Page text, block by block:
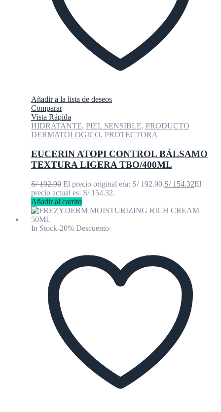
Añadir a la lista de deseos
Comparar
Vista Rápida
HIDRATANTE, PIEL SENSIBLE, PRODUCTO
DERMATOLOGICO, PROTECTORA
EUCERIN ATOPI CONTROL BÁLSAMO
TEXTURA LIGERA TBO/400ML
S/192.90 El precio original era: S/ 192.90.S/154.32El
precio actual es: S/ 154.32.
Añadir al carrito
In Stock-20% Descuento